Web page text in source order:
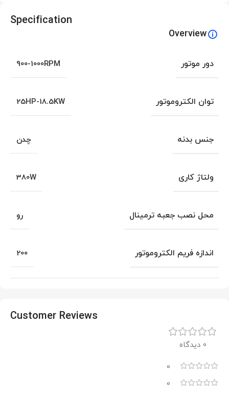
Specification
Overview
دور موتور 900-1000RPM
توان الکتروموتور 25HP-18.5KW
جنس بدنه چدن
ولتاژ کاری 380W
محل نصب جعبه ترمینال رو
اندازه فریم الکتروموتور 200
Customer Reviews
0 دیدگاه
0
0